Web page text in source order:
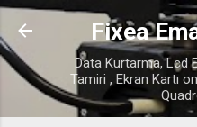
Ana
Fixea
Data Kurtarma, Lcd
Tamiri , Ekran Kartı